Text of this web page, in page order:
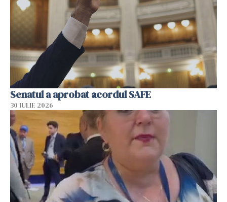
Senatul a aprobat acordul SAFE
30 IULIE 2026